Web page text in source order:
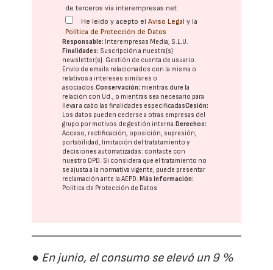
de terceros vía interempresas.net
He leído y acepto elAviso Legal y la
Política de Protección de Datos
Responsable: Interempresas Media, S.L.U.
Finalidades: Suscripción a nuestra(s)
newsletter(s). Gestión de cuenta de usuario.
Envío de emails relacionados con la misma o
relativos a intereses similares o
asociados.Conservación: mientras dure la
relación con Ud., o mientras sea necesario para
llevar a cabo las finalidades especificadasCesión:
Los datos pueden cederse a otras empresas del
grupo por motivos de gestión interna. Derechos:
Acceso, rectificación, oposición, supresión,
portabilidad, limitación del tratatamiento y
decisiones automatizadas: contacte con
nuestro DPD. Si considera que el tratamiento no
se ajusta a la normativa vigente, puede presentar
reclamación ante laAEPD. Más información:
Política de Protección de Datos
● En junio, el consumo se elevó un 9 %